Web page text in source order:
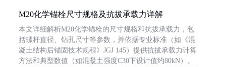
M20化学锚栓尺寸规格及抗拔承载力详解
本文详细解析M20化学锚栓的尺寸规格和抗拔承载力，包
括螺杆直径、钻孔尺寸等参数，并依据专业标准（如《混
凝土结构后锚固技术规程》JGJ 145）提供抗拔承载力计算
方法和典型数值（如混凝土强度C30下设计值约80kN）。